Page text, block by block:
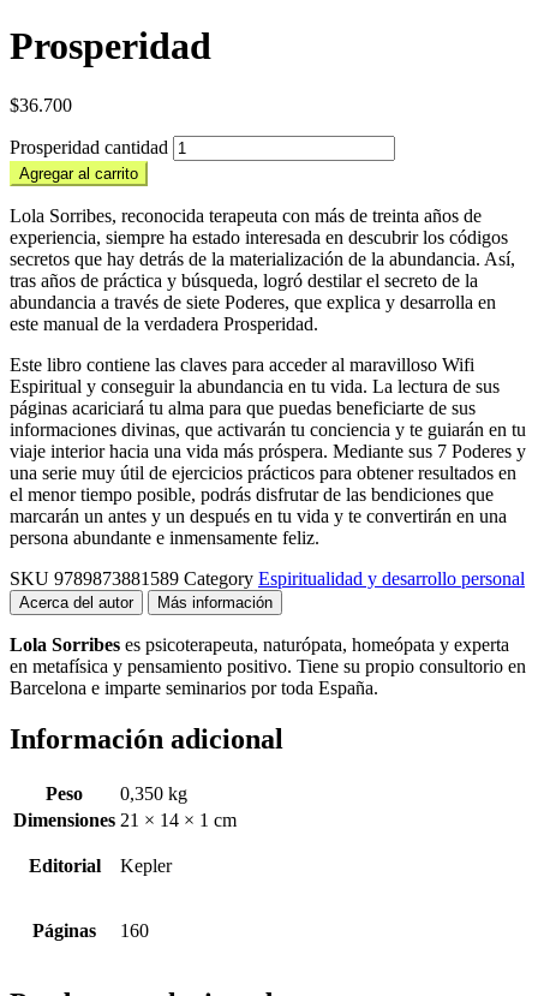
Prosperidad
$36.700
Prosperidad cantidad
Agregar al carrito
Lola Sorribes, reconocida terapeuta con más de treinta años de
experiencia, siempre ha estado interesada en descubrir los códigos
secretos que hay detrás de la materialización de la abundancia. Así,
tras años de práctica y búsqueda, logró destilar el secreto de la
abundancia a través de siete Poderes, que explica y desarrolla en
este manual de la verdadera Prosperidad.
Este libro contiene las claves para acceder al maravilloso Wifi
Espiritual y conseguir la abundancia en tu vida. La lectura de sus
páginas acariciará tu alma para que puedas beneficiarte de sus
informaciones divinas, que activarán tu conciencia y te guiarán en tu
viaje interior hacia una vida más próspera. Mediante sus 7 Poderes y
una serie muy útil de ejercicios prácticos para obtener resultados en
el menor tiempo posible, podrás disfrutar de las bendiciones que
marcarán un antes y un después en tu vida y te convertirán en una
persona abundante e inmensamente feliz.
SKU 9789873881589 Category Espiritualidad y desarrollo personal
Acerca del autor Más información
Lola Sorribes es psicoterapeuta, naturópata, homeópata y experta
en metafísica y pensamiento positivo. Tiene su propio consultorio en
Barcelona e imparte seminarios por toda España.
Información adicional
Peso
0,350 kg
Dimensiones 21 × 14 × 1 cm
Editorial Kepler
Páginas 160